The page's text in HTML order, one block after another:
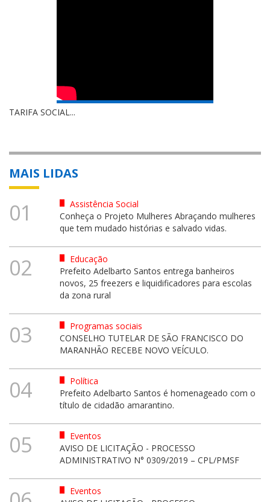
TARIFA SOCIAL...
MAIS LIDAS
01
Assistência Social
Conheça o Projeto Mulheres Abraçando mulheres
que tem mudado histórias e salvado vidas.
02
Educação
Prefeito Adelbarto Santos entrega banheiros
novos, 25 freezers e liquidificadores para escolas
da zona rural
03
Programas sociais
CONSELHO TUTELAR DE SÃO FRANCISCO DO
MARANHÃO RECEBE NOVO VEÍCULO.
04
Política
Prefeito Adelbarto Santos é homenageado com o
título de cidadão amarantino.
05
Eventos
AVISO DE LICITAÇÃO - PROCESSO
ADMINISTRATIVO N° 0309/2019 – CPL/PMSF
Eventos